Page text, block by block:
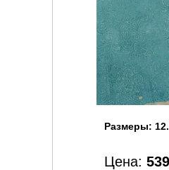
Размеры:
Цена: